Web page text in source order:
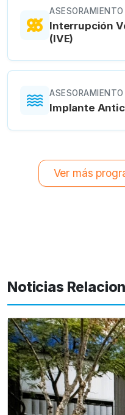
ASESORAMIENTO
Interrupción
(IVE)
ASESORAMIENTO
Implante
Ver más
Noticias